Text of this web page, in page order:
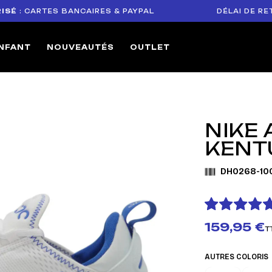
BANCAIRES & PAYPAL DÉLAI DE RETOUR
NOUVEAUTÉS OUTLET
NIKE
DH0268-
159,95 €
AUTRES COLORIS